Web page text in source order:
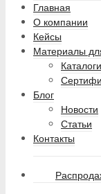
Главная
О компании
Кейсы
Материалы
Блог
Новости
Статьи
Контакты